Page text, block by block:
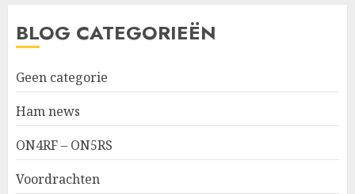
BLOG CATEGORIEËN
Geen categorie
Ham news
ON4RF – ON5RS
Voordrachten